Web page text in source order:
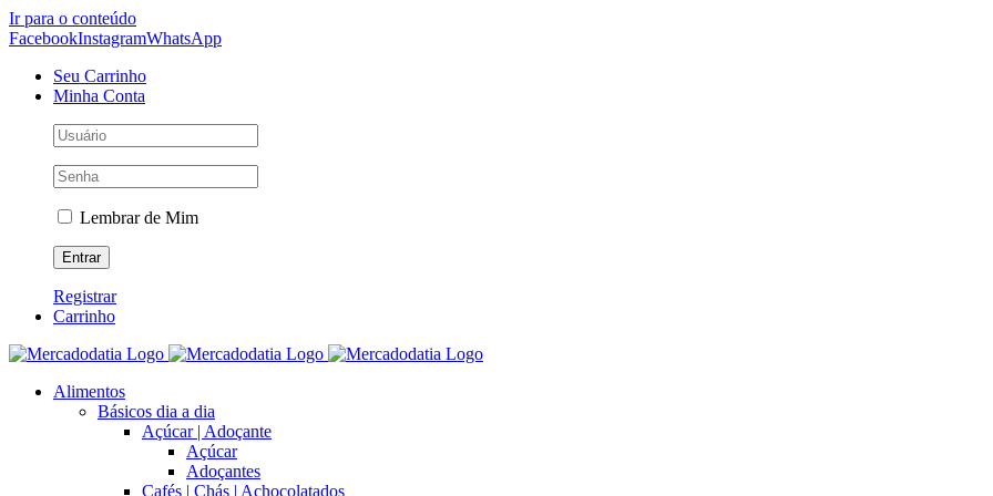
Ir para o conteúdo
FacebookInstagramWhatsApp
Seu Carrinho
Minha Conta
Lembrar de Mim
Registrar
Carrinho
Alimentos
Básicos dia a dia
Açúcar | Adoçante
Açúcar
Adoçantes
Cafés | Chás | Achocolatados